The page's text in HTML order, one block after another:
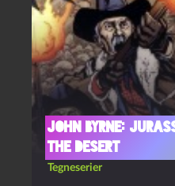
John Byrne:
the Desert
Tegneserier